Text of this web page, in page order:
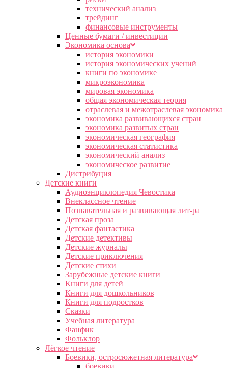
технический анализ
трейдинг
финансовые инструменты
Ценные бумаги / инвестиции
Экономика основа
история экономики
история экономических учений
книги по экономике
микроэкономика
мировая экономика
общая экономическая теория
отраслевая и межотраслевая экономика
экономика развивающихся стран
экономика развитых стран
экономическая география
экономическая статистика
экономический анализ
экономическое развитие
Дистрибуция
Детские книги
Аудиоэнциклопедия Чевостика
Внеклассное чтение
Познавательная и развивающая лит-ра
Детская проза
Детская фантастика
Детские детективы
Детские журналы
Детские приключения
Детские стихи
Зарубежные детские книги
Книги для детей
Книги для дошкольников
Книги для подростков
Сказки
Учебная литература
Фанфик
Фольклор
Лёгкое чтение
Боевики, остросюжетная литература
боевики